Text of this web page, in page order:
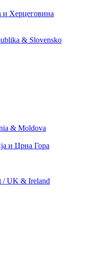
и Херцеговина
& Slovensko
& Moldova
и Црна Гора
/ UK & Ireland